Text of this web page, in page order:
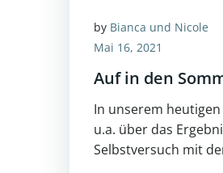
by Bianca und Nicole
Mai 16, 2021
Auf in den
In unserem
u.a. über das
Selbstversuch mit